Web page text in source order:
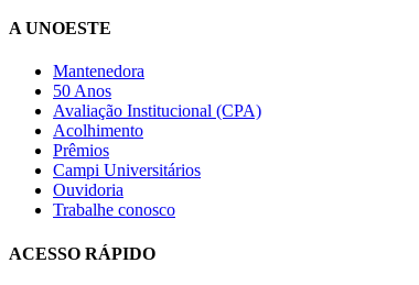
A UNOESTE
Mantenedora
50 Anos
Avaliação Institucional (CPA)
Acolhimento
Prêmios
Campi Universitários
Ouvidoria
Trabalhe conosco
ACESSO RÁPIDO